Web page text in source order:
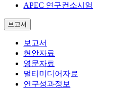
APEC 연구컨소시엄
보고서
보고서
현안자료
영문자료
멀티미디어자료
연구성과정보